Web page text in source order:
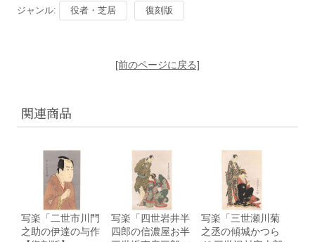
ジャンル: 役者・芝居 復刻版
[前のページに戻る]
関連商品
写楽「二世市川門
之助の伊達の与作
写楽「四世岩井半
四郎の信濃屋お半
写楽「三世瀬川菊
之丞の傾城かつら